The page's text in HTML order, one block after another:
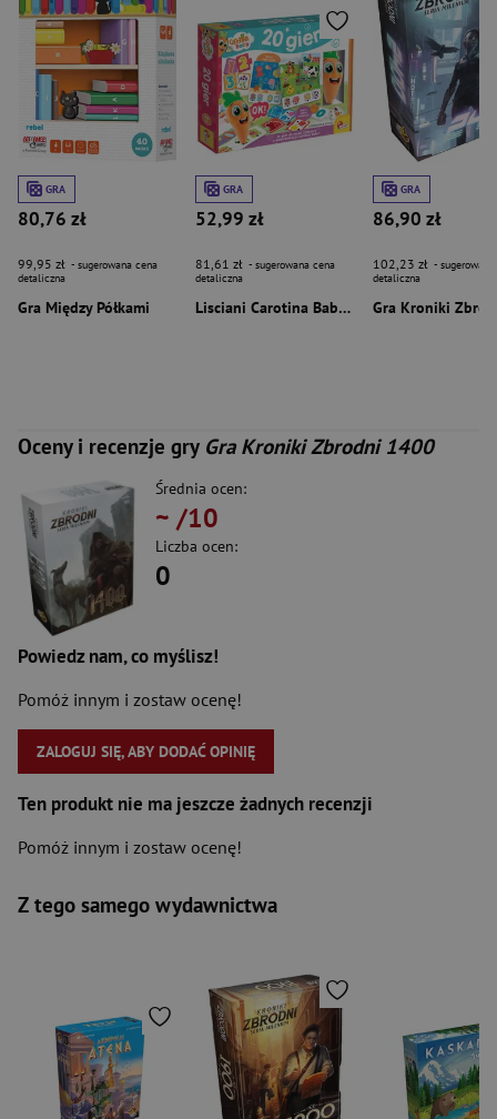
GRA
80,76 zł
99,95 zł - sugerowana cena
detaliczna
Gra Między Półkami
GRA
52,99 zł
81,61 zł - sugerowana cena
detaliczna
Lisciani Carotina Baby 20 gier 304-PL110001
GRA
86,90 zł
102,23 zł -
detaliczna
Oceny i recenzje gry Gra Kroniki Zbrodni 1400
Średnia ocen:
~ /10
Liczba ocen:
0
Powiedz nam, co myślisz!
Pomóż innym i zostaw ocenę!
ZALOGUJ SIĘ, ABY DODAĆ OPINIĘ
Ten produkt nie ma jeszcze żadnych recenzji
Pomóż innym i zostaw ocenę!
Z tego samego wydawnictwa